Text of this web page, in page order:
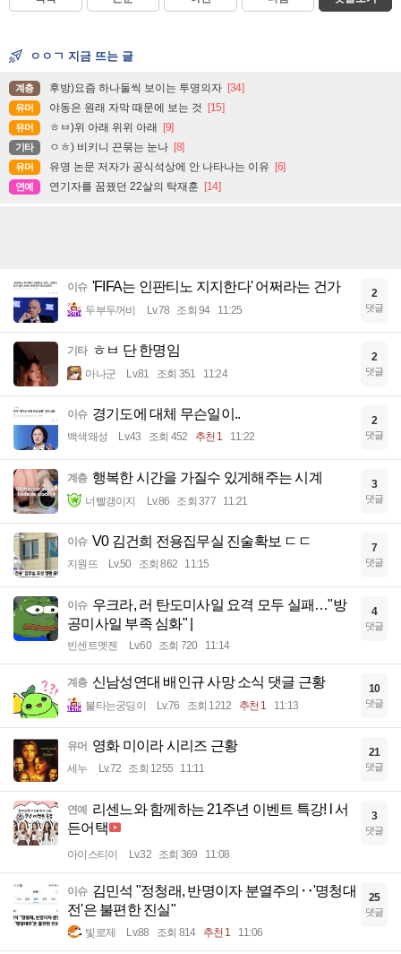
ㅇㅇㄱ 지금 뜨는 글
계층 후방)요즘 하나둘씩 보이는 투명의자 [34]
유머 야동은 원래 자막 때문에 보는 것 [15]
유머 ㅎㅂ)위 아래 위위 아래 [9]
기타 ㅇㅎ) 비키니 끈묶는 눈나 [8]
유머 유명 논문 저자가 공식석상에 안 나타나는 이유 [6]
연예 연기자를 꿈꿨던 22살의 탁재훈 [14]
이슈 'FIFA는 인판티노 지지한다' 어쩌라는 건가
두부두꺼비 Lv.78 조회 94 11:25
2
댓글
기타 ㅎㅂ 단 한명임
마나군 Lv.81 조회 351 11:24
2
댓글
이슈 경기도에 대체 무슨일이..
백색왜성 Lv.43 조회 452 추천 1 11:22
2
댓글
계층 행복한 시간을 가질수 있게해주는 시계
너빨갱이지 Lv.86 조회 377 11:21
3
댓글
이슈 V0 김건희 전용집무실 진술확보 ㄷㄷ
지원뜨 Lv.50 조회 862 11:15
7
댓글
이슈 우크라, 러 탄도미사일 요격 모두 실패…"방
공미사일 부족 심화" |
빈센트멧젠 Lv.60 조회 720 11:14
4
댓글
계층 신남성연대 배인규 사망 소식 댓글 근황
불타는궁딩이 Lv.76 조회 1212 추천 1 11:13
10
댓글
유머 영화 미이라 시리즈 근황
세누 Lv.72 조회 1255 11:11
21
댓글
연예 리센느와 함께하는 21주년 이벤트 특강! l 서
든어택
아이스티이 Lv.32 조회 369 11:08
3
댓글
이슈 김민석 "정청래, 반명이자 분열주의‥'명청대
전'은 불편한 진실"
빛로제 Lv.88 조회 814 추천 1 11:06
25
댓글